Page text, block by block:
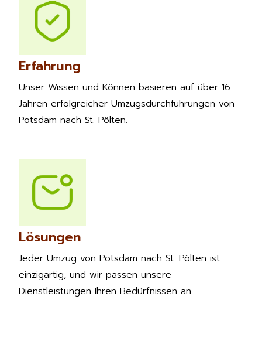
Erfahrung
Unser Wissen und Können basieren auf über 16
Jahren erfolgreicher Umzugsdurchführungen von
Potsdam nach St. Pölten.
Lösungen
Jeder Umzug von Potsdam nach St. Pölten ist
einzigartig, und wir passen unsere
Dienstleistungen Ihren Bedürfnissen an.